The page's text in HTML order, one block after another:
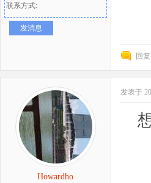
联系方式:
发消息
回复
Howardho
发表于